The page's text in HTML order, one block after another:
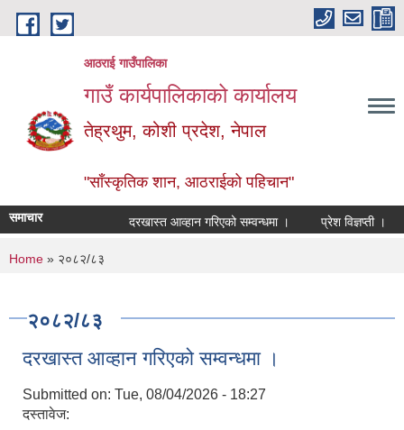
Skip to main content
आठराई गाउँपालिका
गाउँ कार्यपालिकाको कार्यालय
तेह्रथुम, कोशी प्रदेश, नेपाल
"साँस्कृतिक शान, आठराईको पहिचान"
समाचार दरखास्त आव्हान गरिएको सम्वन्धमा । प्रेश विज्ञप्ती ।
You are here
Home » २०८२/८३
२०८२/८३
दरखास्त आव्हान गरिएको सम्वन्धमा ।
Submitted on: Tue, 08/04/2026 - 18:27
दस्तावेज: